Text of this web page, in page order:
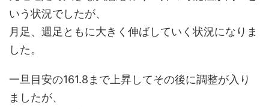
いう状況でしたが、
月足、週足ともに大きく伸ばしていく状況になりま
した。
一旦目安の161.8まで上昇してその後に調整が入り
ましたが、